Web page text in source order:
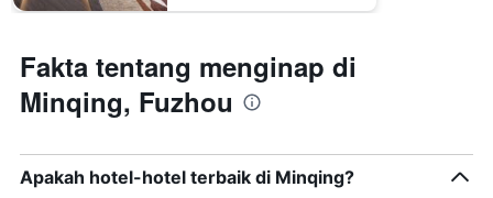
Fakta tentang menginap di
Minqing, Fuzhou
Apakah hotel-hotel terbaik di Minqing?